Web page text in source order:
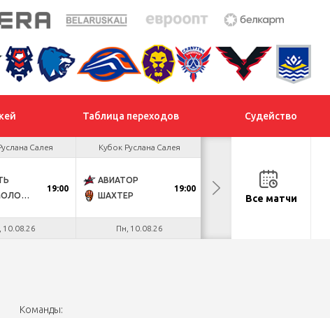
Таблица переходов Судейство
Салея
ДНМ-МОЛОДЕЧНО
19:00
10.08.26
Кубок Руслана Салея
АВИАТОР
ШАХТЕР
19:00
Пн, 10.08.26
МОГИЛЕВ
МЕТАЛЛУРГ
Все матчи
Команды: